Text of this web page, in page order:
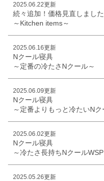
2025.06.22更新
続々追加！価格見直しました
～Kitchen items～
2025.06.16更新
Nクール寝具
～定番の冷たさNクール～
2025.06.09更新
Nクール寝具
～定番よりもっと冷たいNク
2025.06.02更新
Nクール寝具
～冷たさ長持ちNクールWSP
2025.05.26更新